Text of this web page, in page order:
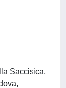
Saccisica,